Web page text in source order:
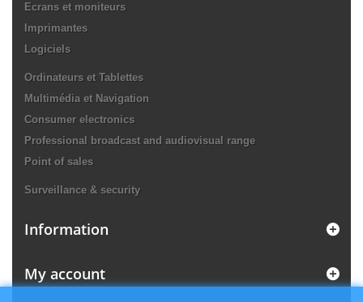
Ecrans et moniteurs
Imprimantes
Logiciels
Ordinateurs et Tablettes
Multimédia et Navigation
Consumer electronics
Professional broadcast and audiovisual range
Point of sales
Surveillance & security
Information
My account